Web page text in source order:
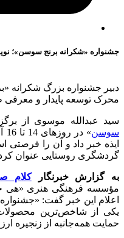
جشنواره «شکرانه برنج سوسن»؛
دبیر جشنواره بزرگ شکرانه
محرک توسعه پایدار و
سید عبدالله موسوی از
سوسن
ایذه خبر داد و آن را فرصتی
گردشگری روستایی عنوان
به گزارش خبرنگارکلام
مؤسسه فرهنگی هنری «هی
اعلام این خبر گفت: «جشنواره
یکی از شاخص‌ترین
حمایت همه‌جانبه از زنجیره